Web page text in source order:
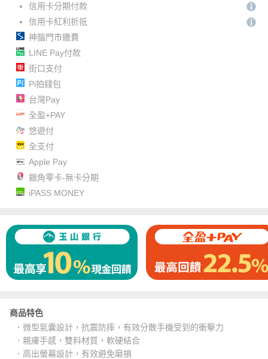
信用卡分期付款
信用卡紅利折抵
神腦門市繳費
LINE Pay付款
街口支付
Pi拍錢包
台灣Pay
全盈+PAY
悠遊付
全支付
Apple Pay
銀角零卡-無卡分期
iPASS MONEY
商品特色
．微型氣囊設計，抗震防摔，有效分散手機受到的衝擊力
．親膚手感，雙料材質，軟硬結合
．高出螢幕設計，有效避免磨損